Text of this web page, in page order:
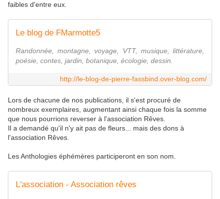
faibles d'entre eux.
Le blog de FMarmotte5
Randonnée, montagne, voyage, VTT, musique, littérature,
poésie, contes, jardin, botanique, écologie, dessin.
http://le-blog-de-pierre-fassbind.over-blog.com/
Lors de chacune de nos publications, il s'est procuré de
nombreux exemplaires, augmentant ainsi chaque fois la somme
que nous pourrions reverser à l'association Rêves.
Il a demandé qu'il n'y ait pas de fleurs... mais des dons à
l'association Rêves.
Les Anthologies éphémères participeront en son nom.
L'association - Association rêves